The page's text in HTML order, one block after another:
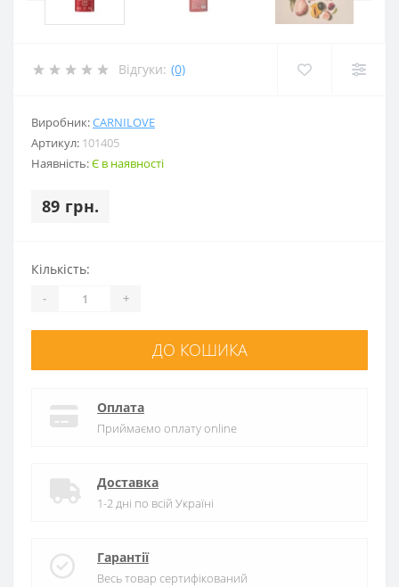
Відгуки: (0)
Виробник:CARNILOVE
Артикул: 101405
Наявність:Є в наявності
89 грн.
Кількість:
- +
ДО КОШИКА
Оплата
Приймаємо оплату online
Доставка
1-2 дні по всій Україні
Гарантії
Весь товар сертифікований